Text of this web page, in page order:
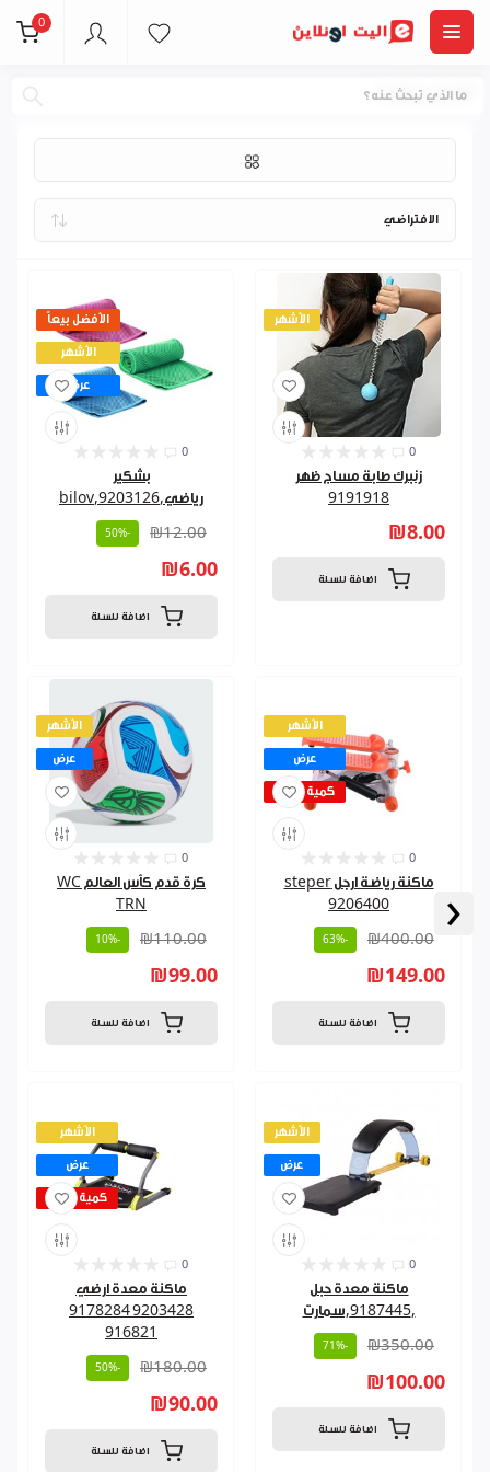
0
‹
العاب رياضه
الأفضل بيعاً
الأشهر
عرض
0
بشكير
رياضي,9203126,bilov
₪12.00
-50%
₪6.00
اضافة للسلة
الأشهر
0
زنبرك طابة مساج ظهر
9191918
₪8.00
اضافة للسلة
الأشهر
عرض
0
كرة قدم كأس العالم WC
TRN
₪110.00
-10%
₪99.00
اضافة للسلة
الأشهر
عرض
كمية قليلة
0
ماكنة رياضة ارجل steper
9206400
₪400.00
-63%
₪149.00
اضافة للسلة
الأشهر
عرض
كمية قليلة
0
ماكنة معدة ارضي
9203428 9178284
916821
₪180.00
-50%
₪90.00
اضافة للسلة
الأشهر
عرض
0
ماكنة معدة حبل
,9187445,سمارت
₪350.00
-71%
₪100.00
اضافة للسلة